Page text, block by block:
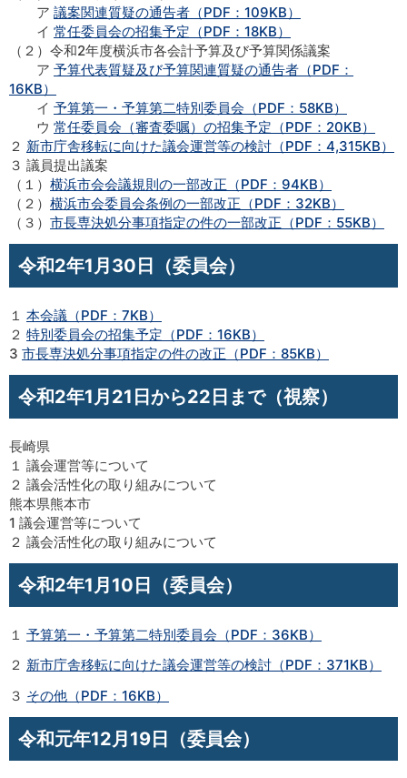
ア 議案関連質疑の通告者（PDF：109KB）
イ 常任委員会の招集予定（PDF：18KB）
（２）令和2年度横浜市各会計予算及び予算関係議案
ア 予算代表質疑及び予算関連質疑の通告者（PDF：
16KB）
イ 予算第一・予算第二特別委員会（PDF：58KB）
ウ 常任委員会（審査委嘱）の招集予定（PDF：20KB）
２ 新市庁舎移転に向けた議会運営等の検討（PDF：4,315KB）
３ 議員提出議案
（１） 横浜市会会議規則の一部改正（PDF：94KB）
（２） 横浜市会委員会条例の一部改正（PDF：32KB）
（３） 市長専決処分事項指定の件の一部改正（PDF：55KB）
令和2年1月30日（委員会）
１ 本会議（PDF：7KB）
２ 特別委員会の招集予定（PDF：16KB）
3 市長専決処分事項指定の件の改正（PDF：85KB）
令和2年1月21日から22日まで（視察）
長崎県
１ 議会運営等について
２ 議会活性化の取り組みについて
熊本県熊本市
1 議会運営等について
２ 議会活性化の取り組みについて
令和2年1月10日（委員会）
１ 予算第一・予算第二特別委員会（PDF：36KB）
２ 新市庁舎移転に向けた議会運営等の検討（PDF：371KB）
３ その他（PDF：16KB）
令和元年12月19日（委員会）